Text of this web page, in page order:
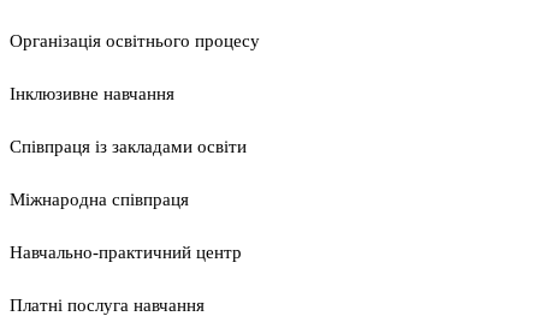
Організація освітнього процесу
Інклюзивне навчання
Співпраця із закладами освіти
Міжнародна співпраця
Навчально-практичний центр
Платні послуга навчання